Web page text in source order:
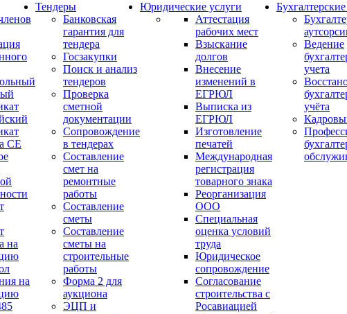
СЕ
на
на
Тендеры
Банковская
гарантия для
тендера
Госзакупки
Поиск и анализ
тендеров
Проверка
сметной
документации
Сопровождение
в тендерах
Составление
смет на
ремонтные
работы
Составление
сметы
Составление
сметы на
строительные
работы
Форма 2 для
аукциона
ЭЦП и
Юридические услуги
Аттестация
рабочих мест
Взыскание
долгов
Внесение
изменений в
ЕГРЮЛ
Выписка из
ЕГРЮЛ
Изготовление
печатей
Международная
регистрация
товарного знака
Реорганизация
ООО
Специальная
оценка условий
труда
Юридическое
сопровождение
Согласование
строительства с
Росавиацией
Ведение
учета
учёта